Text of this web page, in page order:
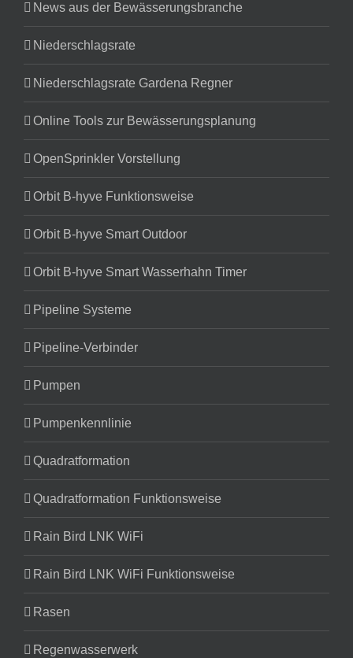
News aus der Bewässerungsbranche
Niederschlagsrate
Niederschlagsrate Gardena Regner
Online Tools zur Bewässerungsplanung
OpenSprinkler Vorstellung
Orbit B-hyve Funktionsweise
Orbit B-hyve Smart Outdoor
Orbit B-hyve Smart Wasserhahn Timer
Pipeline Systeme
Pipeline-Verbinder
Pumpen
Pumpenkennlinie
Quadratformation
Quadratformation Funktionsweise
Rain Bird LNK WiFi
Rain Bird LNK WiFi Funktionsweise
Rasen
Regenwasserwerk